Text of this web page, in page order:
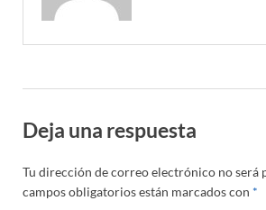
Deja una respuesta
Tu dirección de correo electrónico no será
campos obligatorios están marcados con *